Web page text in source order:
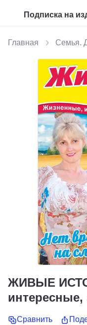
Подписка на
Главная Семья.
ЖИВЫЕ
Сравнить